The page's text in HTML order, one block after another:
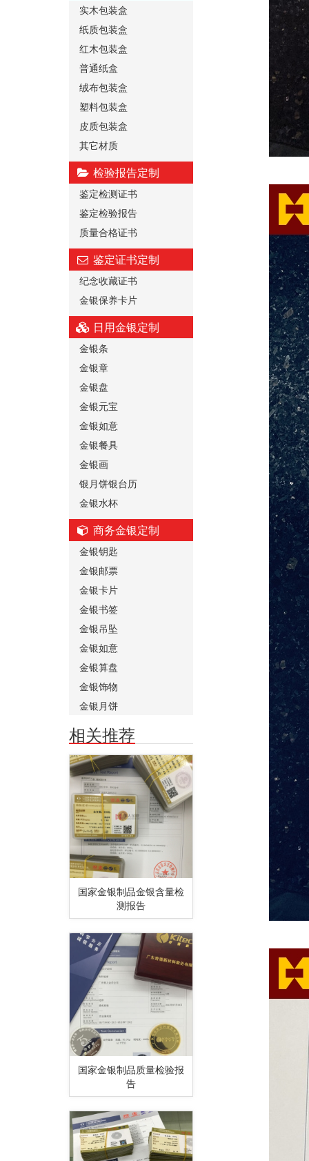
实木包装盒
纸质包装盒
红木包装盒
普通纸盒
绒布包装盒
塑料包装盒
皮质包装盒
其它材质
检验报告定制
鉴定检测证书
鉴定检验报告
质量合格证书
鉴定证书定制
纪念收藏证书
金银保养卡片
日用金银定制
金银条
金银章
金银盘
金银元宝
金银如意
金银餐具
金银画
银月饼银台历
金银水杯
商务金银定制
金银钥匙
金银邮票
金银卡片
金银书签
金银吊坠
金银如意
金银算盘
金银饰物
金银月饼
相关推荐
国家金银制品金银含量检
测报告
国家金银制品质量检验报
告